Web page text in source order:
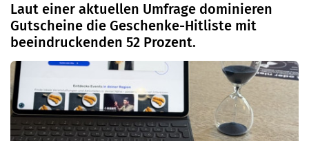
Laut einer aktuellen Umfrage dominieren
Gutscheine die Geschenke-Hitliste mit
beeindruckenden 52 Prozent.